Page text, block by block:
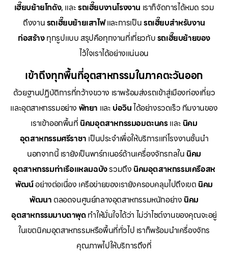
เฮี๊ยบย้ายโกดัง, และรถเฮี๊ยบงานโรงงาน เราก็จัดการได้หมด รวม
ถึงงานรถเฮี๊ยบย้ายเสาไฟและการเป็นรถเฮี๊ยบสำหรับงาน
ก่อสร้างทุกรูปแบบ สรุปคือทุกงานที่เกี่ยวกับรถเฮี๊ยบย้ายของ
ไว้ใจเราได้อย่างแน่นอน
เข้าถึงทุกพื้นที่อุตสาหกรรมในภาคตะวันออก
ด้วยฐานปฏิบัติการที่กว้างขวาง เราพร้อมส่งรถเข้าสู่เมืองท่องเที่ยว
และอุตสาหกรรมอย่าง พัทยา และ บ่อวินได้อย่างรวดเร็ว ทีมงานของ
เราเข้าออกพื้นที่ นิคมอุตสาหกรรมอมตะนครและ นิคม
อุตสาหกรรมศรีราชา เป็นประจำเพื่อให้บริการแก่โรงงานชั้นนำ
นอกจากนี้ เรายังเป็นพาร์ทเนอร์ด้านเครื่องจักรกลใน นิคม
อุตสาหกรรมท่าเรือแหลมฉบังรวมถึง นิคมอุตสาหกรรมเครือสห
พัฒน์อย่างต่อเนื่อง เครือข่ายของเรายังครอบคลุมไปถึงเขต นิคม
พัฒนา ตลอดจนศูนย์กลางอุตสาหกรรมหนักอย่าง นิคม
อุตสาหกรรมมาบตาพุดทำให้มั่นใจได้ว่า ไม่ว่าไซต์งานของคุณจะอยู่
ในเขตนิคมอุตสาหกรรมหรือพื้นที่ทั่วไป เราก็พร้อมนำเครื่องจักร
คุณภาพไปให้บริการถึงที่